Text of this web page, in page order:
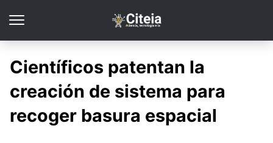
Científicos patentan la
creación de sistema para
recoger basura espacial